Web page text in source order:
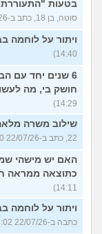
בטעות
סוטה, בן 18, כתב ב-22/07/26 14:51)
ויתור על לוחמה
14:40)
6 שנים יחד עם
חושק בי, מה
14:29)
שילוב משרה
22, כתב ב-22/07/26 14:20)
האם יש מישהי
כתוצאה ממראה
14:11)
ויתור על לוחמה
כתבה ב-22/07/26 14:02)